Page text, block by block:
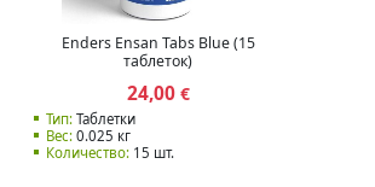
Enders Ensan Tabs Blue (15
таблеток)
24,00€
Тип:Таблетки
Вес:0.025 кг
Количество:15 шт.